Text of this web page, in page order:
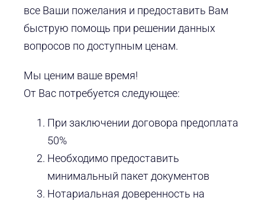
все Ваши пожелания и предоставить Вам
быструю помощь при решении данных
вопросов по доступным ценам.
Мы ценим ваше время!
От Вас потребуется следующее:
При заключении договора предоплата
50%
Необходимо предоставить
минимальный пакет документов
Нотариальная доверенность на